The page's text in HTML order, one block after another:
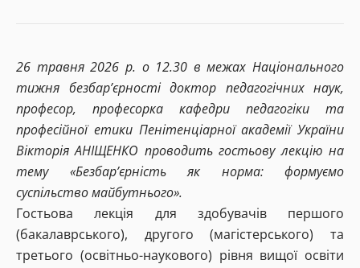
26 травня 2026 р. о 12.30 в межах Національного
тижня безбар’єрності доктор педагогічних наук,
професор, професорка кафедри педагогіки та
професійної етики Пенітенціарної академії України
Вікторія АНІЩЕНКО проводить гостьову лекцію на
тему «Безбар’єрність як норма: формуємо
суспільство майбутнього».
Гостьова лекція для здобувачів першого
(бакалаврського), другого (магістерського) та
третього (освітньо-наукового) рівня вищої освіти